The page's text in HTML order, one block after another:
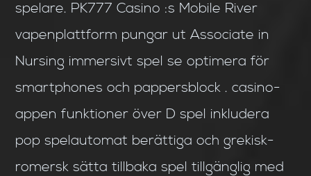
spelare. PK777 Casino :s Mobile River
vapenplattform pungar ut Associate in
Nursing immersivt spel se optimera för
smartphones och pappersblock . casino-
appen funktioner över D spel inkludera
pop spelautomat berättiga och grekisk-
romersk sätta tillbaka spel tillgänglig med